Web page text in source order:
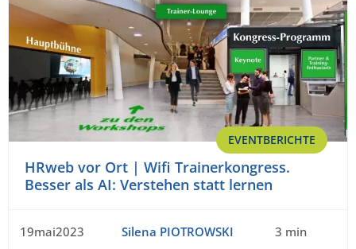
EVENTBERICHTE
HRweb vor Ort | Wifi Trainerkongress.
Besser als AI: Verstehen statt lernen
19mai2023 Silena PIOTROWSKI 3 min